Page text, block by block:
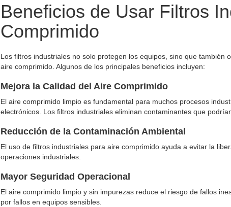
Beneficios de Usar Filtros
Comprimido
Los filtros industriales no solo protegen los equipos, sino que
aire comprimido. Algunos de los principales beneficios incluyen:
Mejora la Calidad del Aire Comprimido
El aire comprimido limpio es fundamental para muchos procesos
electrónicos. Los filtros industriales eliminan contaminantes que
Reducción de la Contaminación Ambiental
El uso de filtros industriales para aire comprimido ayuda a evitar la
operaciones industriales.
Mayor Seguridad Operacional
El aire comprimido limpio y sin impurezas reduce el riesgo de fallos
por fallos en equipos sensibles.